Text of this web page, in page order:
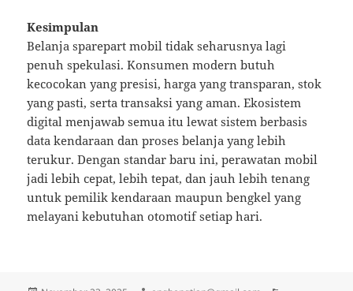
Kesimpulan
Belanja sparepart mobil tidak seharusnya lagi
penuh spekulasi. Konsumen modern butuh
kecocokan yang presisi, harga yang transparan, stok
yang pasti, serta transaksi yang aman. Ekosistem
digital menjawab semua itu lewat sistem berbasis
data kendaraan dan proses belanja yang lebih
terukur. Dengan standar baru ini, perawatan mobil
jadi lebih cepat, lebih tepat, dan jauh lebih tenang
untuk pemilik kendaraan maupun bengkel yang
melayani kebutuhan otomotif setiap hari.